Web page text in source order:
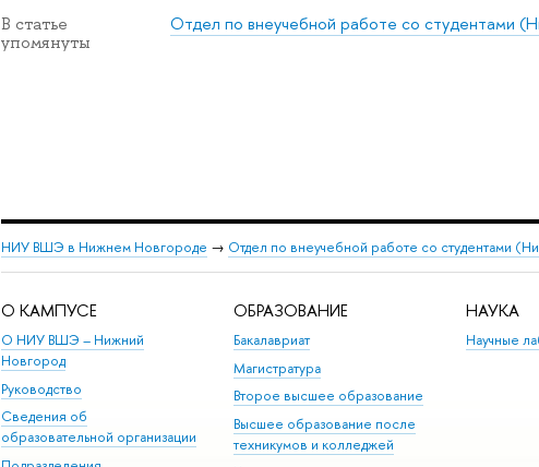
В статье
упомянуты
Отдел по внеучебной работе со студентами
НИУ ВШЭ в Нижнем Новгороде → Отдел по внеучебной работе со студентами
О КАМПУСЕ
О НИУ ВШЭ – Нижний
Новгород
Руководство
Сведения об
образовательной организации
ОБРАЗОВАНИЕ
Бакалавриат
Магистратура
Второе высшее образование
Высшее образование после
техникумов и колледжей
НАУКА
Научные